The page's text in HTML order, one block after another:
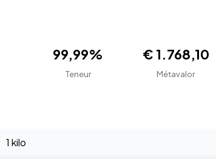
99,99%
Teneur
€ 1.768,10
Métavalor
1 kilo